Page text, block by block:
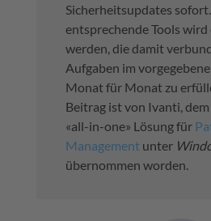
Sicherheitsupdates
entsprechende Tools wird
werden, die damit
Aufgaben im
Monat für Monat zu
Beitrag ist von Ivanti,
«all-in-one» Lösung für
Management unter
übernommen worden.